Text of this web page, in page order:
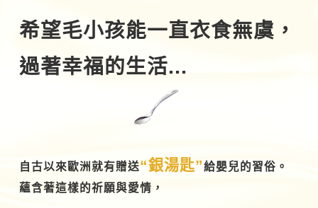
希望毛小孩能一直衣食無虞，
過著幸福的生活...
自古以來歐洲就有贈送“銀湯匙”給嬰兒的習俗。
蘊含著這樣的祈願與愛情，